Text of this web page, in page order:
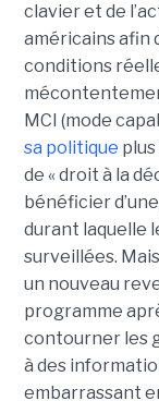
clavier et de
américains afin
conditions
MCI (mode
sa politique
de « droit à la
bénéficier
durant laquelle
surveillées.
un nouveau
programme
contourner les
à des
embarrassant